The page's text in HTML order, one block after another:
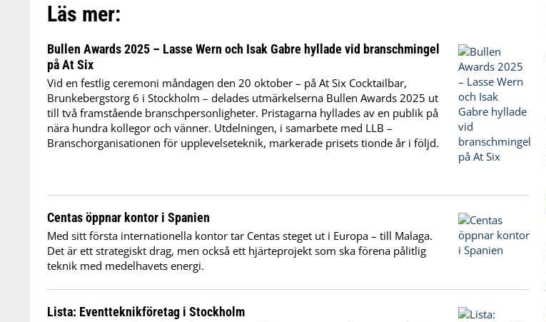
Läs mer:
Bullen Awards 2025 – Lasse Wern och Isak Gabre hyllade vid branschmingel
på At Six
Vid en festlig ceremoni måndagen den 20 oktober – på At Six Cocktailbar,
Brunkebergstorg 6 i Stockholm – delades utmärkelserna Bullen Awards 2025 ut
till två framstående branschpersonligheter. Pristagarna hyllades av en publik på
nära hundra kollegor och vänner. Utdelningen, i samarbete med LLB –
Branschorganisationen för upplevelseteknik, markerade prisets tionde år i följd.
Centas öppnar kontor i Spanien
Med sitt första internationella kontor tar Centas steget ut i Europa – till Malaga.
Det är ett strategiskt drag, men också ett hjärteprojekt som ska förena pålitlig
teknik med medelhavets energi.
Lista: Eventteknikföretag i Stockholm